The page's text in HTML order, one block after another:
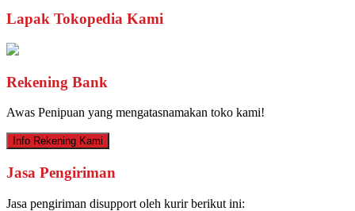
Lapak Tokopedia Kami
Rekening Bank
Awas Penipuan yang mengatasnamakan toko kami!
Info Rekening Kami
Jasa Pengiriman
Jasa pengiriman disupport oleh kurir berikut ini: